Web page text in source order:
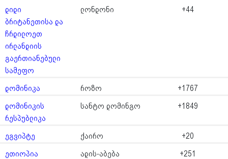
დიდი
ბრიტანეთისა და
ჩრდილოეთ
ირლანდიის
გაერთიანებული
სამეფო
ლონდონი +44
დომინიკა როზო
+1767
დომინიკის
რესპუბლიკა
სანტო დომინგო +1849
ეგვიპტე ქაირო
+20
ეთიოპია
ადის-აბება
+251